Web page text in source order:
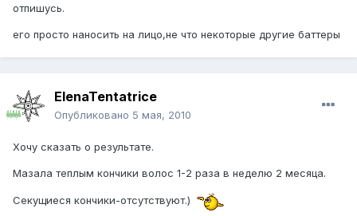
отпишусь.
его просто наносить на лицо,не что некоторые другие баттеры
ElenaTentatrice
Опубликовано 5 мая, 2010
Хочу сказать о результате.
Мазала теплым кончики волос 1-2 раза в неделю 2 месяца.
Секущиеся кончики-отсутствуют.)